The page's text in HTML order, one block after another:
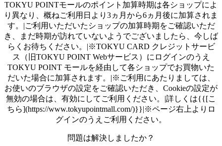
TOKYU POINTモールのポイント加算時期は各ショップによ
り異なり、概ねご利用日より3ヵ月から6ヵ月後に加算されま
す。|ご利用いただいたショップの加算時期をご確認いただ
き、まだ時期が訪れていないようでございましたら、今しば
らくお待ちください。|※TOKYU CARD クレジットサービ
ス（旧TOKYU POINT Webサービス）にログインのうえ
TOKYU POINT モールを経由して各ショップでお買物いた
だいた場合に加算されます。|※ご利用にあたりましては、
お使いのブラウザの設定をご確認いただき、Cookieの設定が
無効の場合は、有効にしてご利用ください。|詳しくは{{[こ
ちら](https://www.tokyupointmall.com/)}}|※ページ右上よりロ
グインのうえご利用ください。
問題は解決しましたか？